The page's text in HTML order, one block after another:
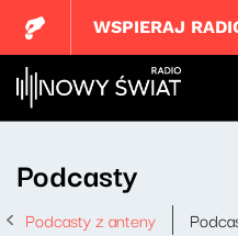
WSPIERAJ
Podcasty
Podcasty z anteny